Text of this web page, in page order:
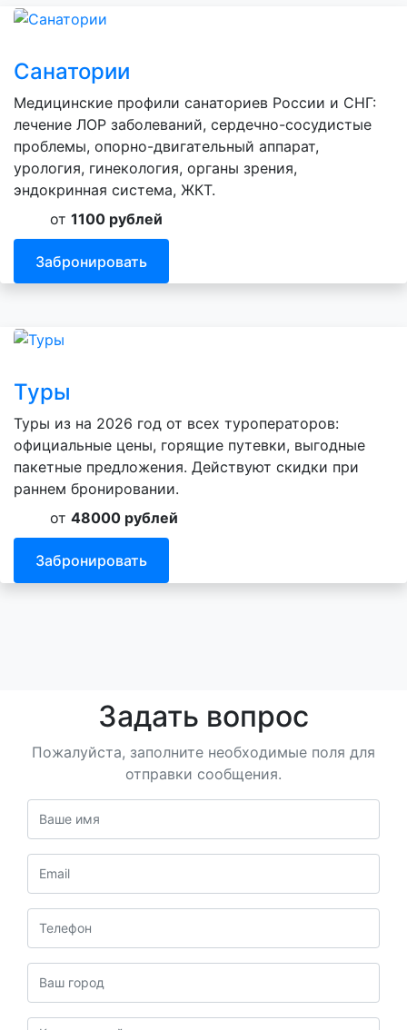
Санатории
Медицинские профили санаториев России и СНГ:
лечение ЛОР заболеваний, сердечно-сосудистые
проблемы, опорно-двигательный аппарат,
урология, гинекология, органы зрения,
эндокринная система, ЖКТ.
от 1100 рублей
Забронировать
Туры
Туры из на 2026 год от всех туроператоров:
официальные цены, горящие путевки, выгодные
пакетные предложения. Действуют скидки при
раннем бронировании.
от 48000 рублей
Забронировать
Задать вопрос
Пожалуйста, заполните необходимые поля для
отправки сообщения.